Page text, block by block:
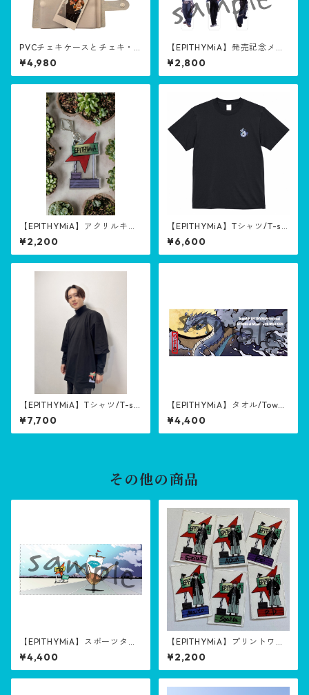
PVCチェキケースとチェキ・P
VC check case and check
¥4,980
【EPITHYMiA】発売記念メン
バーアクリルスタンド / Com
memorative Member acrylic
stand【八百万の道】
¥2,800
【EPITHYMiA】アクリルキー
ホルダーFly / acrylic keychai
n Fly
¥2,200
【EPITHYMiA】Tシャツ/T-shi
rt【EPISODE of Myself with
WILD KIDS】
¥6,600
【EPITHYMiA】Tシャツ/T-shi
rt【OC Japan Fair】
¥7,700
【EPITHYMiA】タオル/Towel
【EPISODE of Myself with W
ILD KIDS】
¥4,400
その他の商品
【EPITHYMiA】スポーツタオ
ル/Sports towel【Fly】
¥4,400
【EPITHYMiA】プリントワッ
ペン/print patch【Fly】
¥2,200